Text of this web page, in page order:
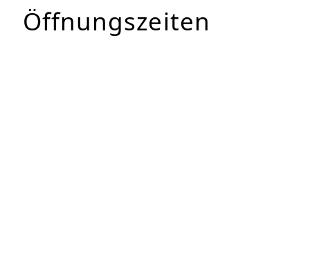
Öffnungszeiten